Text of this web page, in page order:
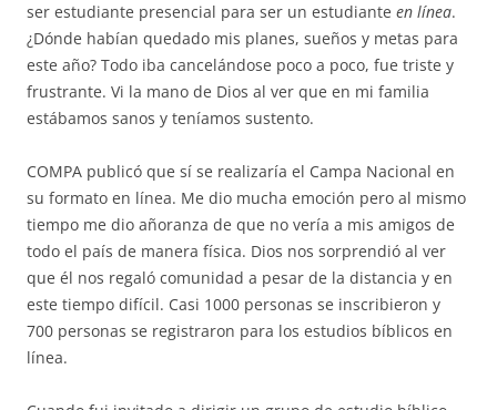
ser estudiante presencial para ser un estudiante en línea.
¿Dónde habían quedado mis planes, sueños y metas para
este año? Todo iba cancelándose poco a poco, fue triste y
frustrante. Vi la mano de Dios al ver que en mi familia
estábamos sanos y teníamos sustento.
COMPA publicó que sí se realizaría el Campa Nacional en
su formato en línea. Me dio mucha emoción pero al mismo
tiempo me dio añoranza de que no vería a mis amigos de
todo el país de manera física. Dios nos sorprendió al ver
que él nos regaló comunidad a pesar de la distancia y en
este tiempo difícil. Casi 1000 personas se inscribieron y
700 personas se registraron para los estudios bíblicos en
línea.